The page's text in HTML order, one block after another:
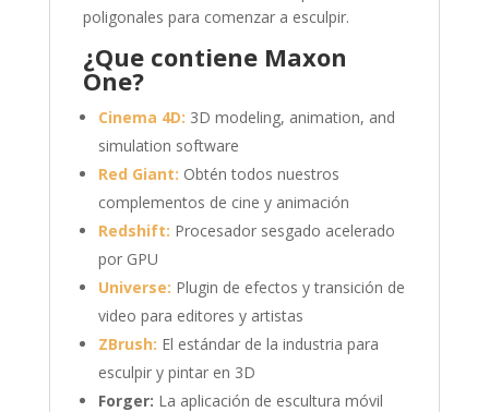
poligonales para comenzar a esculpir.
¿Que contiene Maxon
One?
Cinema 4D: 3D modeling, animation, and
simulation software
Red Giant: Obtén todos nuestros
complementos de cine y animación
Redshift: Procesador sesgado acelerado
por GPU
Universe: Plugin de efectos y transición de
video para editores y artistas
ZBrush: El estándar de la industria para
esculpir y pintar en 3D
Forger: La aplicación de escultura móvil